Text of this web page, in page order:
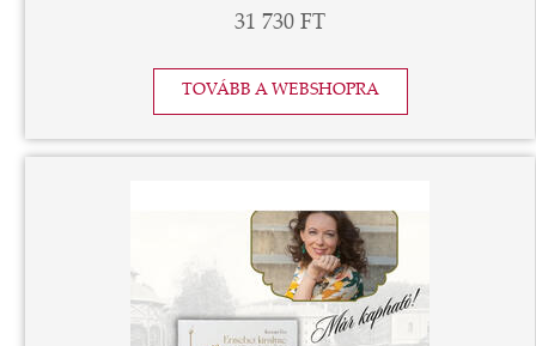
31 730 FT
TOVÁBB A WEBSHOPRA